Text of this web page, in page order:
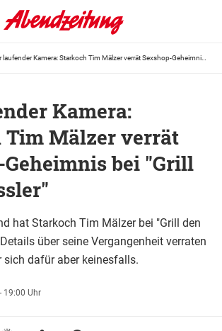
Kamera:
Tim Mälzer verrät
Geheimnis bei "Grill
hat Starkoch Tim Mälzer bei "Grill den
über seine Vergangenheit verraten
sich dafür aber keinesfalls.
19:00 Uhr